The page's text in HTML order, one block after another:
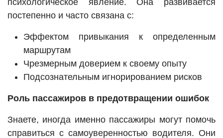
психологическое явление. Она развивается
постепенно и часто связана с:
Эффектом привыкания к определенным
маршрутам
Чрезмерным доверием к своему опыту
Подсознательным игнорированием рисков
Роль пассажиров в предотвращении ошибок
Знаете, иногда именно пассажиры могут помочь
справиться с самоуверенностью водителя. Они